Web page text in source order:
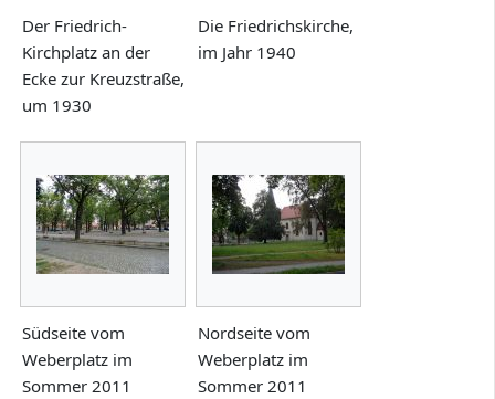
Der Friedrich-
Kirchplatz an der
Ecke zur Kreuzstraße,
um 1930
Die Friedrichskirche,
im Jahr 1940
Südseite vom
Weberplatz im
Sommer 2011
Nordseite vom
Weberplatz im
Sommer 2011